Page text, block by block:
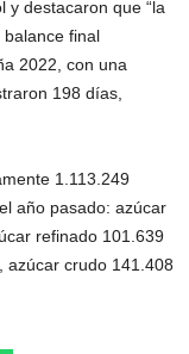
y destacaron que “la
final
2022, con una
198 días,
1.113.249
año pasado: azúcar
refinado 101.639
azúcar crudo 141.408